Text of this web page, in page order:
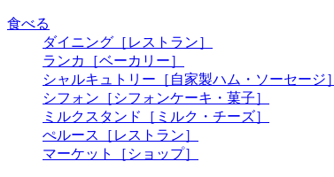
食べる
ダイニング ［レストラン］
ランカ
［ベーカリー］
シャルキュトリー ［自家製ハム・ソーセージ］
シフォン ［シフォンケーキ・菓子］
ミルクスタンド
［ミルク・チーズ］
ぺルース
［レストラン］
マーケット
［ショップ］